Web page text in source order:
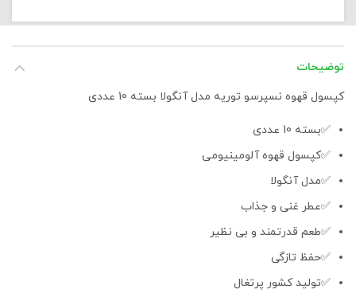
توضیحات
کپسول قهوه نسپرسو توریه مدل آنگولا بسته 10 عددی
✅بسته 10 عددی
✅کپسول قهوه آلومینیومی
✅مدل آنگولا
✅عطر غنی و جذاب
✅طعم قدرتمند و بی نظیر
✅حفظ تازگی
✅تولید کشور پرتغال